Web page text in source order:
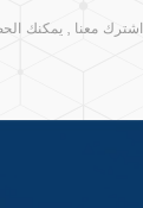
اشترك معنا , يمكنك